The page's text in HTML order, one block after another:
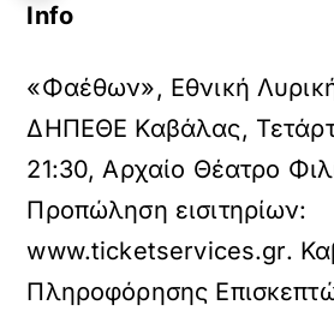
Info
«Φαέθων», Εθνική
ΔΗΠΕΘΕ Καβάλας,
21:30, Αρχαίο Θέατρο
Προπώληση εισιτηρίων:
www.ticketservices.gr.
Πληροφόρησης